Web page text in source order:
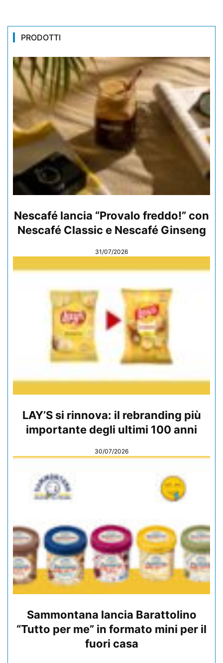
PRODOTTI
Nescafé lancia “Provalo freddo!” con
Nescafé Classic e Nescafé Ginseng
31/07/2026
LAY’S si rinnova: il rebranding più
importante degli ultimi 100 anni
30/07/2026
Sammontana lancia Barattolino
“Tutto per me” in formato mini per il
fuori casa